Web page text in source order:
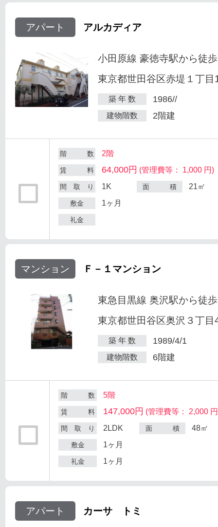
アパート アルカディア
小田原線 豪徳寺駅から徒
東京都世田谷区赤堤１丁目
築 年 数 1986//
建物階数 2階建
階 数 2階
賃 料 64,000円 (管理費等： 1,000 円)
間 取 り 1K 面 積 21㎡
敷金 1ヶ月
礼金
マンション Ｆ－１マンション
東急目黒線 奥沢駅から徒
東京都世田谷区奥沢３丁目
築 年 数 1989/4/1
建物階数 6階建
階 数 5階
賃 料 147,000円 (管理費等： 2,000
間 取 り 2LDK 面 積 48㎡
敷金 1ヶ月
礼金 1ヶ月
アパート カーサ トミ